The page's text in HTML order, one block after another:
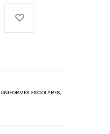
UNIFORMES ESCOLARES,